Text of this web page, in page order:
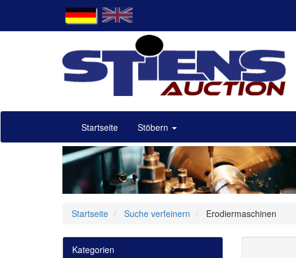
Startseite Stöbern
Startseite Suche verfeinern Erodiermaschinen
Kategorien